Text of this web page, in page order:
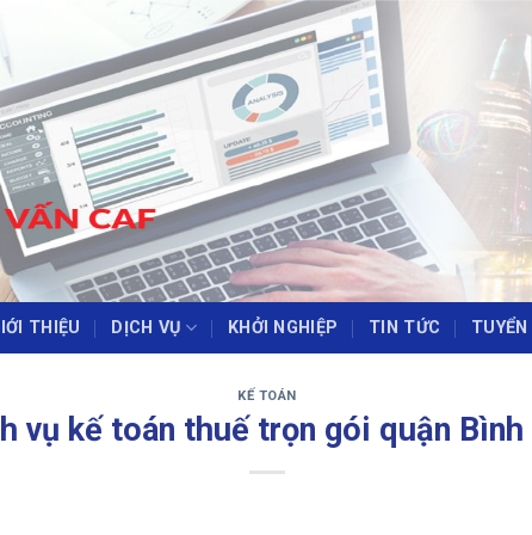
‹ ›
THIỆU DỊCH VỤ KHỞI NGHIỆP TIN TỨC TUYỂN
KẾ TOÁN
vụ kế toán thuế trọn gói quận Bình